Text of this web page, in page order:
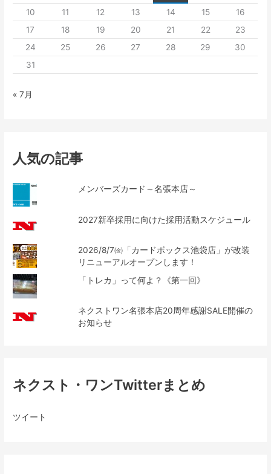
10
11 12 13 14 15
16
17
18 19 20 21 22
23
24
25 26 27 28 29
30
31
« 7月
人気の記事
メンバーズカード～名張本店～
2027新卒採用に向けた採用活動スケジュール
2026/8/7㈮「カードボックス池袋店」が改装
リニューアルオープンします！
「トレカ」って何よ？《第一回》
ネクストワン名張本店20周年感謝SALE開催の
お知らせ
ネクスト・ワンTwitterまとめ
ツイート